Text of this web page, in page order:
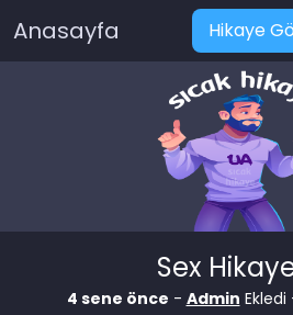
Anasayfa Hikaye
Sex
4 sene önce - Admin Ekledi